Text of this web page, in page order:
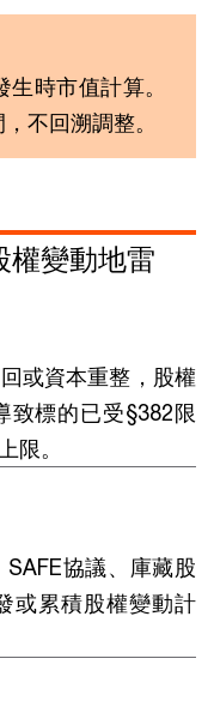
時市值計算。
不回溯調整。
權變動地雷
或資本重整，股權
致標的已受§382限
限。
協議、庫藏股
或累積股權變動計